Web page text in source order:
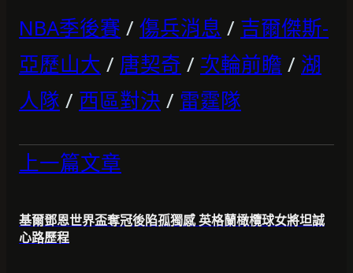
NBA季後賽 / 傷兵消息 / 吉爾傑斯-
亞歷山大 / 唐契奇 / 次輪前瞻 / 湖
人隊 / 西區對決 / 雷霆隊
上一篇文章
基爾鄧恩世界盃奪冠後陷孤獨感 英格蘭橄欖球女將坦誠
心路歷程